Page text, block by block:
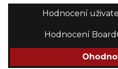
Hodnocení
Hodnocení